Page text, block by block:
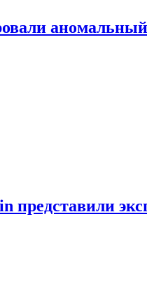
аномальный
представили